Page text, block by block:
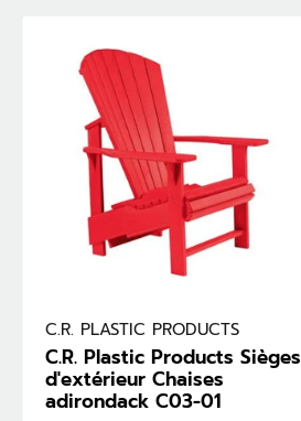
C.R. PLASTIC PRODUCTS
C.R. Plastic Products Sièges
d'extérieur Chaises
adirondack C03-01